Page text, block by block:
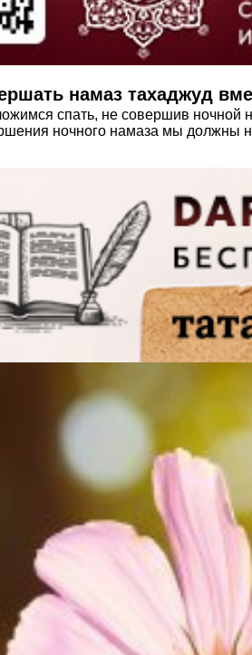
намаз тахаджуд
спать, не совершив ночной
ночного намаза мы должны